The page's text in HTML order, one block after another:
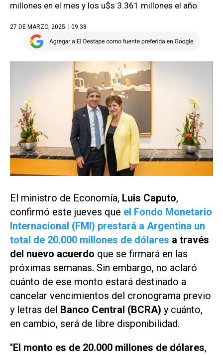
millones en el mes y los u$s 3.361 millones el año.
27 DE MARZO, 2025 | 09.38
El ministro de Economía, Luis Caputo,
confirmó este jueves que el Fondo Monetario
Internacional (FMI) prestará a Argentina un
total de 20.000 millones de dólares a través
del nuevo acuerdo que se firmará en las
próximas semanas. Sin embargo, no aclaró
cuánto de ese monto estará destinado a
cancelar vencimientos del cronograma previo
y letras del Banco Central (BCRA) y cuánto,
en cambio, será de libre disponibilidad.
"El monto es de 20.000 millones de dólares,